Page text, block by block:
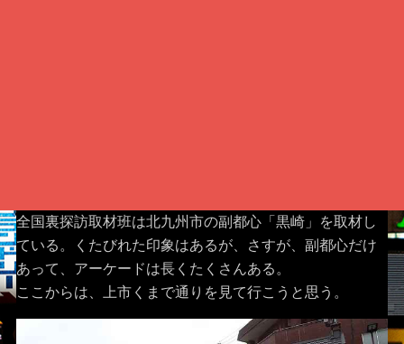
全国裏探訪取材班は北九州市の副都心「黒崎」を取材し
ている。くたびれた印象はあるが、さすが、副都心だけ
あって、アーケードは長くたくさんある。
ここからは、上市くまで通りを見て行こうと思う。